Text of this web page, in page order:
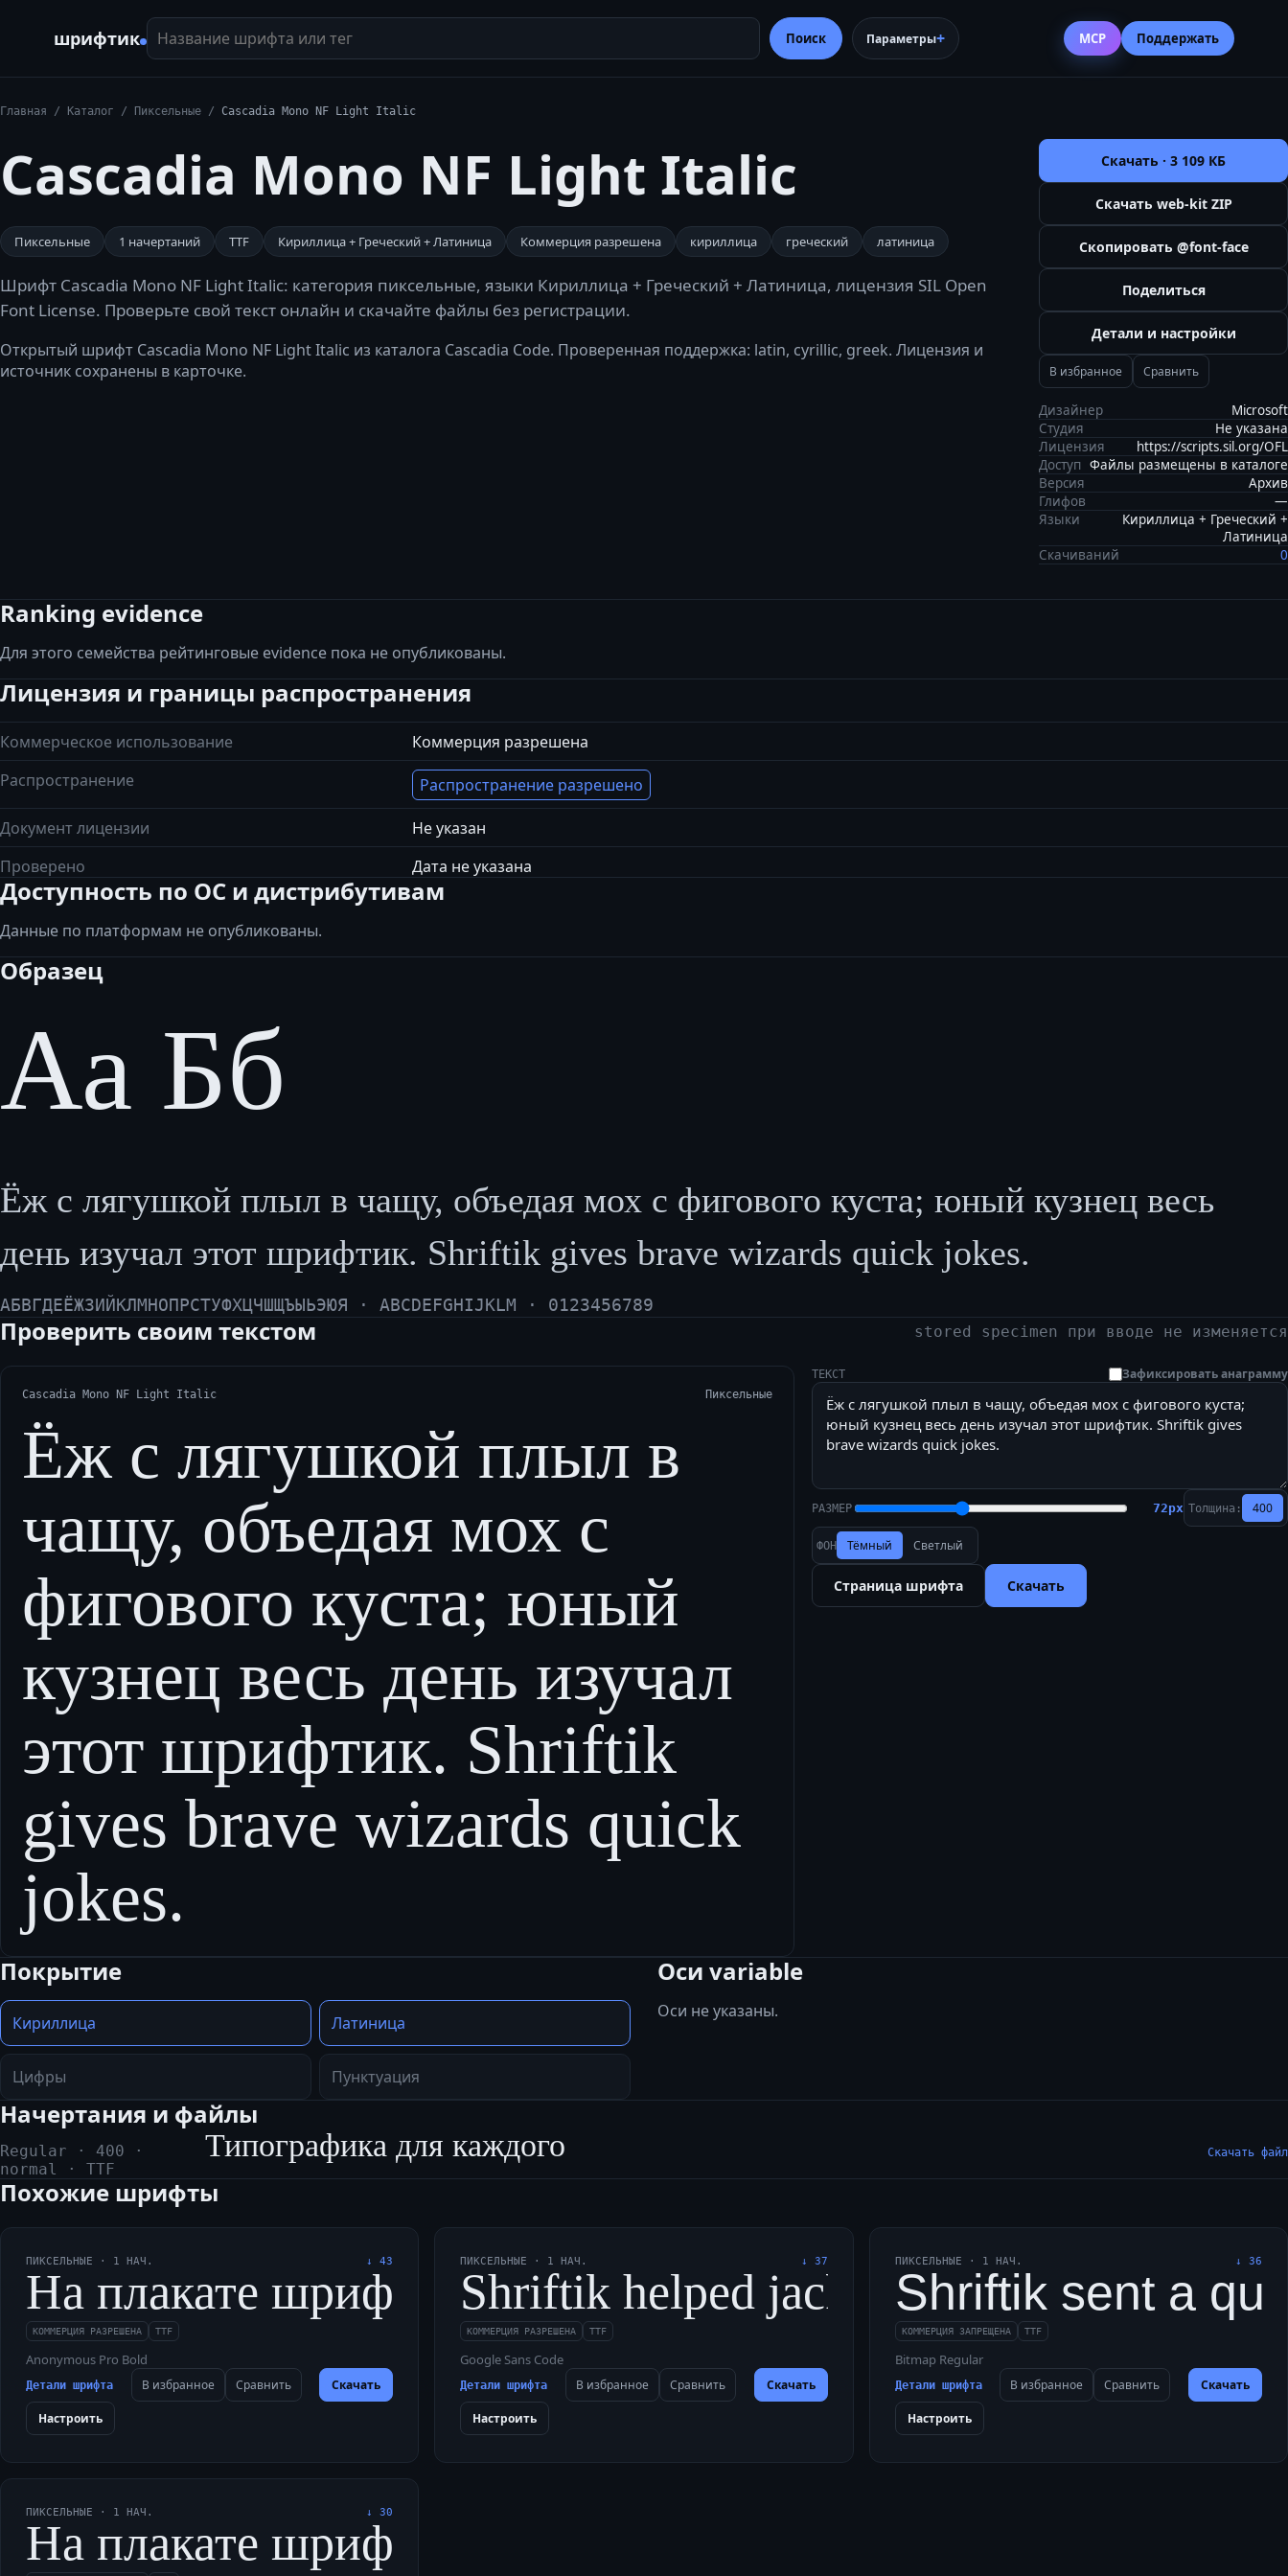
шрифтик Название шрифта или тег
Поиск Параметры MCP Поддержать
Главная / Каталог / Пиксельные / Cascadia Mono NF Light Italic
Cascadia Mono NF Light Italic
Пиксельные 1 начертаний TTF Кириллица + Греческий + Латиница Коммерция разрешена кириллица греческий латиница
Шрифт Cascadia Mono NF Light Italic: категория пиксельные, языки Кириллица + Греческий + Латиница, лицензия SIL Open
Font License. Проверьте свой текст онлайн и скачайте файлы без регистрации.
Открытый шрифт Cascadia Mono NF Light Italic из каталога Cascadia Code. Проверенная поддержка: latin, cyrillic, greek. Лицензия и
источник сохранены в карточке.
Скачать · 3 109 КБ
Скачать web-kit ZIP
Скопировать @font-face
Поделиться
Детали и настройки
В избранное Сравнить
Дизайнер
Microsoft
Студия
Не указана
Лицензия
https://scripts.sil.org/OFL
Доступ Файлы размещены в каталоге
Версия
Архив
Глифов
—
Языки
Кириллица + Греческий +
Латиница
Скачиваний
0
Ranking evidence
Для этого семейства рейтинговые evidence пока не опубликованы.
Лицензия и границы распространения
Коммерческое использование
Коммерция разрешена
Распространение
Распространение разрешено
Документ лицензии
Не указан
Проверено
Дата не указана
Доступность по ОС и дистрибутивам
Данные по платформам не опубликованы.
Образец
Аа Бб
Ёж с лягушкой плыл в чащу, объедая мох с фигового куста; юный кузнец весь
день изучал этот шрифтик. Shriftik gives brave wizards quick jokes.
АБВГДЕЁЖЗИЙКЛМНОПРСТУФХЦЧШЩЪЫЬЭЮЯ · ABCDEFGHIJKLM · 0123456789
Проверить своим текстом stored specimen при вводе не изменяется
Cascadia Mono NF Light Italic Пиксельные
Ёж с лягушкой плыл в
чащу, объедая мох с
фигового куста; юный
кузнец весь день изучал
этот шрифтик. Shriftik
gives brave wizards quick
jokes.
ТЕКСТ Зафиксировать анаграмму
РАЗМЕР 72px Толщина: 400
ФОН Тёмный Светлый
Страница шрифта Скачать
Покрытие
Кириллица Латиница
Цифры Пунктуация
Оси variable
Оси не указаны.
Начертания и файлы
Regular · 400 ·
normal
· TTF
Типографика для каждого Скачать файл
Похожие шрифты
ПИКСЕЛЬНЫЕ · 1 НАЧ. ↓43
На плакате шрифтик смотрелся уверенно: широкая
КОММЕРЦИЯ РАЗРЕШЕНА TTF
Anonymous Pro Bold
Детали шрифта В избранное Сравнить Скачать
Настроить
ПИКСЕЛЬНЫЕ · 1 НАЧ. ↓ 37
Shriftik helped jackdaws love my big
КОММЕРЦИЯ РАЗРЕШЕНА TTF
Google Sans Code
Детали шрифта В избранное Сравнить Скачать
Настроить
ПИКСЕЛЬНЫЕ · 1 НАЧ. ↓ 36
Shriftik sent a
КОММЕРЦИЯ ЗАПРЕЩЕНА TTF
Bitmap Regular
Детали шрифта В избранное Сравнить Скачать
Настроить
ПИКСЕЛЬНЫЕ · 1 НАЧ. ↓30
На плакате шрифтик смотрелся уверенно: широкая